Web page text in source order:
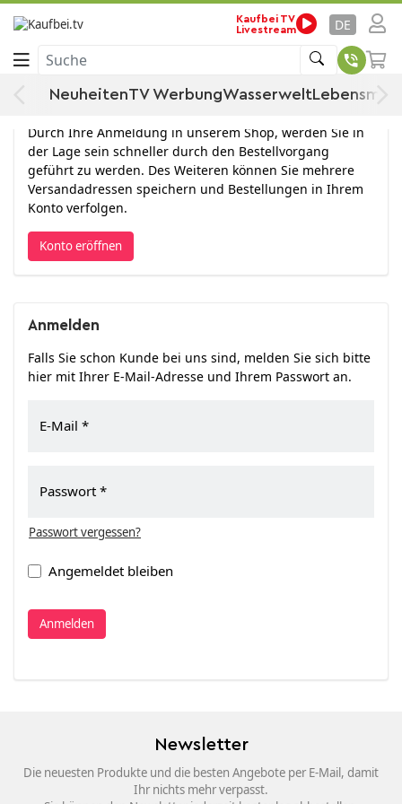
Kaufbei TV
Livestream
DE
Suche
NeuheitenTV WerbungWasserwelt
Anmelden
Konto eröffnen
Durch Ihre Anmeldung in unserem Shop, werden Sie in
der Lage sein schneller durch den Bestellvorgang
geführt zu werden. Des Weiteren können Sie mehrere
Versandadressen speichern und Bestellungen in Ihrem
Konto verfolgen.
Konto eröffnen
Anmelden
Falls Sie schon Kunde bei uns sind, melden Sie sich bitte
hier mit Ihrer E-Mail-Adresse und Ihrem Passwort an.
E-Mail
Passwort
Passwort vergessen?
Angemeldet bleiben
Anmelden
Newsletter
Die neuesten Produkte und die besten Angebote per E-Mail, damit
Ihr nichts mehr verpasst.